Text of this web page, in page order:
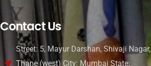
Contact Us
Street: 5, Mayur Darshan, Shivaji Nagar,
Thane (west) City: Mumbai State: